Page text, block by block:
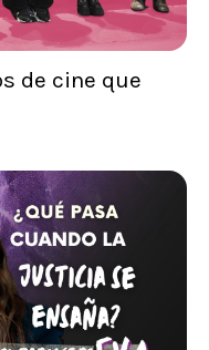
de cine que